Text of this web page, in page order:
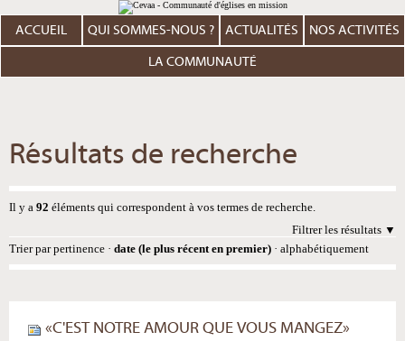
au
contenu.
Aller
personnels
ACCUEIL QUI SOMMES-NOUS ? ACTUALITÉS NOS ACTIVITÉS
LA COMMUNAUTÉ
Résultats de recherche
Il y a 92 éléments qui correspondent à vos termes de recherche.
Filtrer les résultats
Trier par pertinence · date (le plus récent en premier) · alphabétiquement
«C'EST NOTRE AMOUR QUE VOUS MANGEZ»